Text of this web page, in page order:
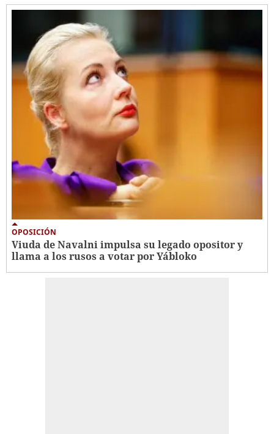
OPOSICIÓN
Viuda de Navalni impulsa su legado opositor y
llama a los rusos a votar por Yábloko